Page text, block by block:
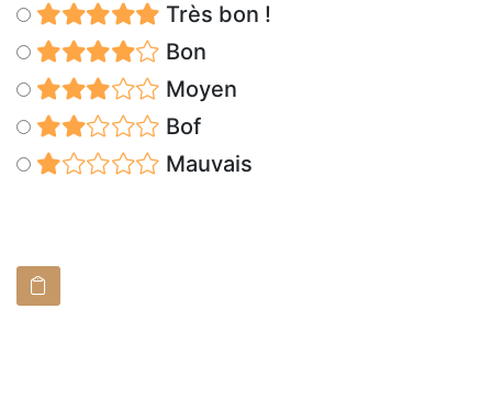
Très bon !
Bon
Moyen
Bof
Mauvais